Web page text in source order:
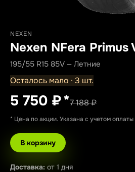
NEXEN
Nexen NFera Primus
195/55 R15 85V — Летние
Осталось мало · 3 шт.
5 750 ₽*7 188 ₽
* Цена по акции. Указана с учетом
В корзину
Доставка: от 1 дня